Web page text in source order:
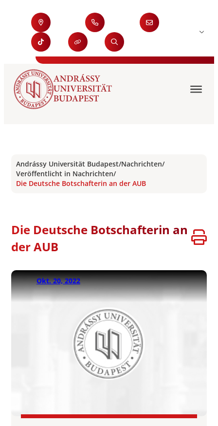
Andrássy Universität Budapest/Nachrichten/
Veröffentlicht in Nachrichten/
Die Deutsche Botschafterin an der AUB
Die Deutsche Botschafterin an
der AUB
Okt. 20, 2022